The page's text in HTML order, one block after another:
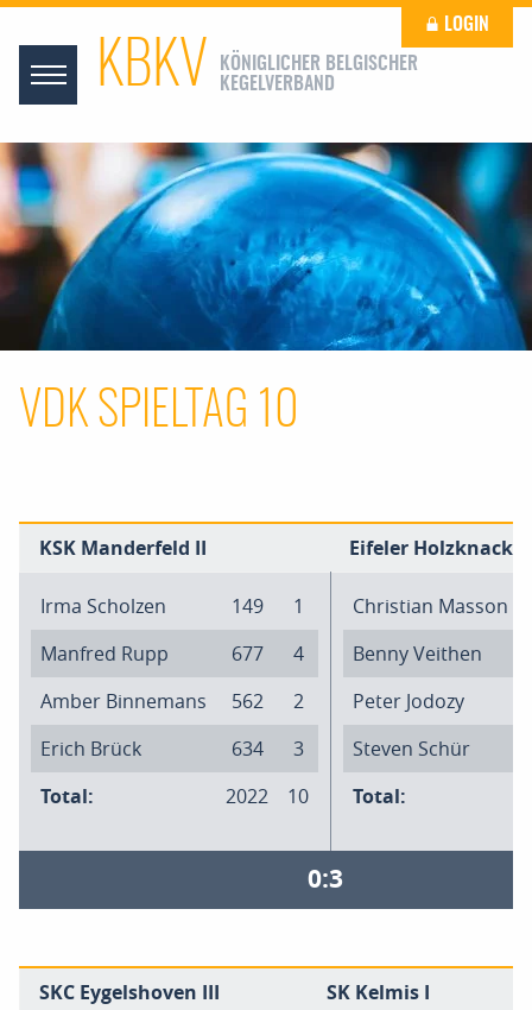
KBKV
KÖNIGLICHER BELGISCHER
KEGELVERBAND
LOGIN
VDK SPIELTAG 10
KSK Manderfeld II Eifeler
Irma Scholzen 149
1
Manfred Rupp
677
4
Amber Binnemans
562
2
Erich Brück
634
3
Total:
2022 10
Christian Masson
Benny Veithen
Peter Jodozy
Steven Schür
Total:
0:3
SKC Eygelshoven III SK Kelmis I